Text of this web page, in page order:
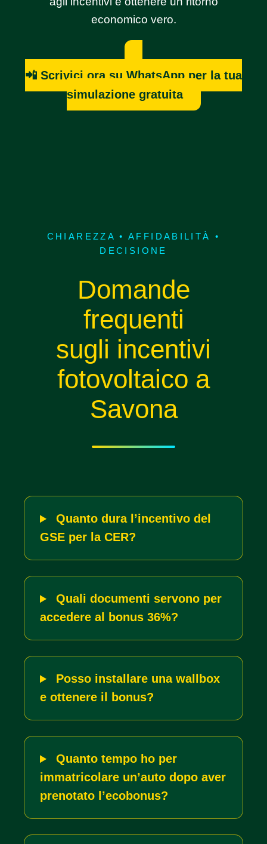
economico vero.
📲 Scrivici ora su WhatsApp per la tua
simulazione gratuita
CHIAREZZA • AFFIDABILITÀ •
DECISIONE
Domande
frequenti
sugli incentivi
fotovoltaico a
Savona
Quanto dura l’incentivo del
GSE per la CER?
Quali documenti servono per
accedere al bonus 36%?
Posso installare una wallbox
e ottenere il bonus?
Quanto tempo ho per
immatricolare un’auto dopo aver
prenotato l’ecobonus?